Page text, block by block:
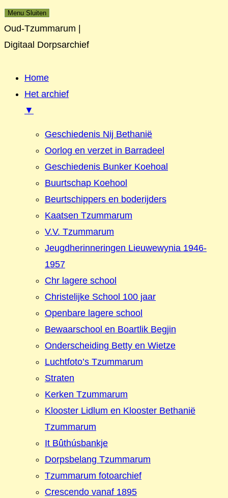
Menu Sluiten
Oud-Tzummarum |
Digitaal Dorpsarchief
Home
Het archief
▼
Geschiedenis Nij Bethanië
Oorlog en verzet in Barradeel
Geschiedenis Bunker Koehoal
Buurtschap Koehool
Beurtschippers en boderijders
Kaatsen Tzummarum
V.V. Tzummarum
Jeugdherinneringen Lieuwewynia 1946-
1957
Chr lagere school
Christelijke School 100 jaar
Openbare lagere school
Bewaarschool en Boartlik Begjin
Onderscheiding Betty en Wietze
Luchtfoto’s Tzummarum
Straten
Kerken Tzummarum
Klooster Lidlum en Klooster Bethanië
Tzummarum
It Bûthúsbankje
Dorpsbelang Tzummarum
Tzummarum fotoarchief
Crescendo vanaf 1895